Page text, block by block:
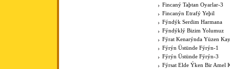
Fincaný Taþtan Oyarlar-3
Fincanýn Etrafý Yeþil
Fýndýk Serdim Harmana
Fýndýklý Bizim Yolumuz
Fýrat Kenarýnda Yüzen
Fýrýn Üstünde Fýrýn-1
Fýrýn Üstünde Fýrýn-3
Fýrsat Elde Ýken Bir Amel